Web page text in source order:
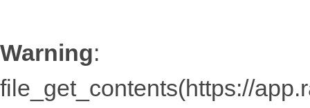
Warning:
file_get_contents(https://